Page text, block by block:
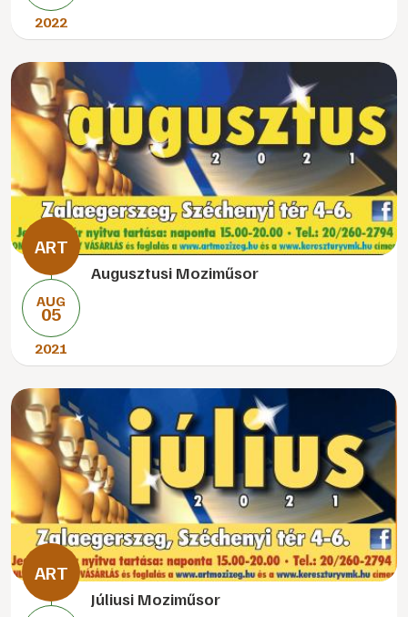
2022
AUG
05
2021
Augusztusi Moziműsor
Júliusi Moziműsor